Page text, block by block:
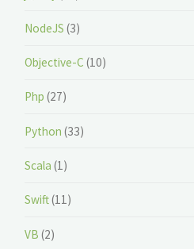
NodeJS (3)
Objective-C (10)
Php (27)
Python (33)
Scala (1)
Swift(11)
VB (2)